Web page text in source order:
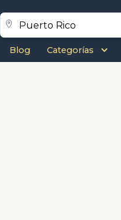
Blog Categorías